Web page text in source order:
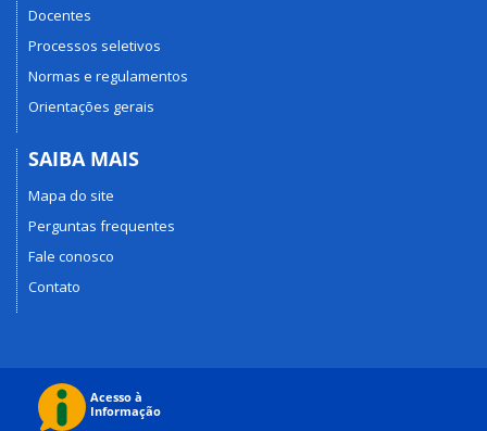
Docentes
Processos seletivos
Normas e regulamentos
Orientações gerais
SAIBA MAIS
Mapa do site
Perguntas frequentes
Fale conosco
Contato